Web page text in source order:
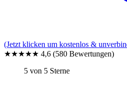
(Jetzt klicken um kostenlos &
★★★★★ 4,6 (580 Bewertungen)
5 von 5 Sterne